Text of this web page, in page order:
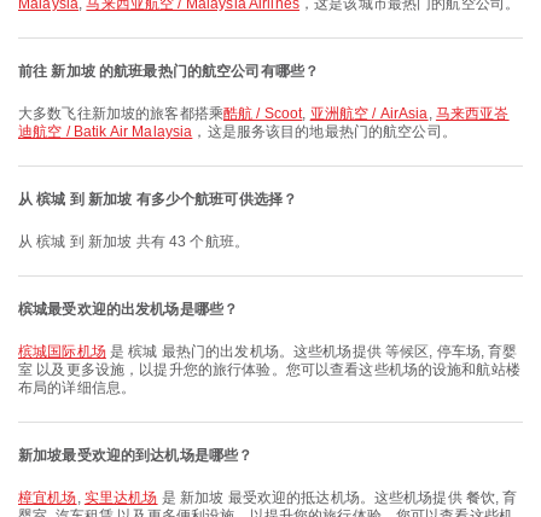
Malaysia,马来西亚航空 / Malaysia Airlines ，这是该城市最热门的航空公司。
前往 新加坡 的航班最热门的航空公司有哪些？
大多数飞往新加坡的旅客都搭乘酷航 / Scoot, 亚洲航空 / AirAsia, 马来西亚峇
迪航空 / Batik Air Malaysia ，这是服务该目的地最热门的航空公司。
从 槟城 到 新加坡 有多少个航班可供选择？
从 槟城 到 新加坡 共有 43 个航班。
槟城最受欢迎的出发机场是哪些？
槟城国际机场是 槟城 最热门的出发机场。这些机场提供 等候区, 停车场, 育婴
室 以及更多设施，以提升您的旅行体验。您可以查看这些机场的设施和航站楼
布局的详细信息。
新加坡最受欢迎的到达机场是哪些？
樟宜机场, 实里达机场 是 新加坡 最受欢迎的抵达机场。这些机场提供 餐饮, 育